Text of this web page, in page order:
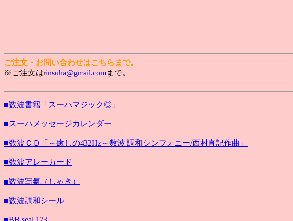
ご注文・お問い合わせはこちらまで。
※ご注文はrinsuha@gmail.comまで。
■数波書籍「スーハマジック◎」
■スーハメッセージカレンダー
■数波ＣＤ「～癒しの432Hz～数波 調和シンフォニー/西村直記作曲」
■数波アレーカード
■数波写氣（しゃき）
■数波調和シール
■BB seal 123